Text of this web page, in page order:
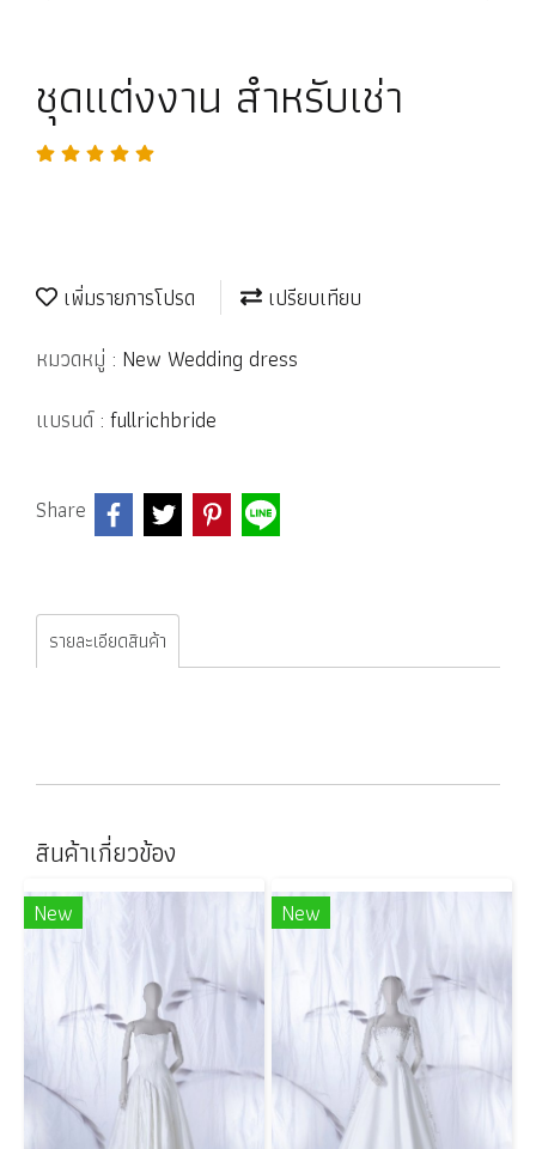
ชุดแต่งงาน สำหรับเช่า
เพิ่มรายการโปรด
เปรียบเทียบ
หมวดหมู่ : New Wedding dress
แบรนด์ : fullrichbride
Share
รายละเอียดสินค้า
สินค้าเกี่ยวข้อง
New New